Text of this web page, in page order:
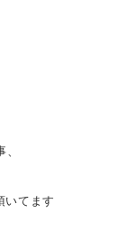
いてます